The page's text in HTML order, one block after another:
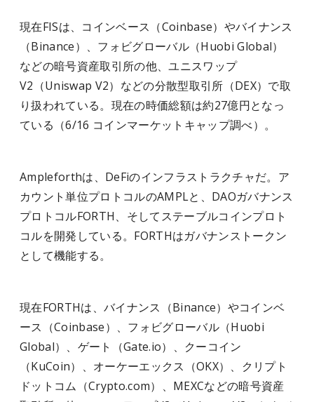
現在FISは、コインベース（Coinbase）やバイナンス
（Binance）、フォビグローバル（Huobi Global）
などの暗号資産取引所の他、ユニスワップ
V2（Uniswap V2）などの分散型取引所（DEX）で取
り扱われている。現在の時価総額は約27億円となっ
ている（6/16 コインマーケットキャップ調べ）。
Ampleforthは、DeFiのインフラストラクチャだ。ア
カウント単位プロトコルのAMPLと、DAOガバナンス
プロトコルFORTH、そしてステーブルコインプロト
コルを開発している。FORTHはガバナンストークン
として機能する。
現在FORTHは、バイナンス（Binance）やコインベ
ース（Coinbase）、フォビグローバル（Huobi
Global）、ゲート（Gate.io）、クーコイン
（KuCoin）、オーケーエックス（OKX）、クリプト
ドットコム（Crypto.com）、MEXCなどの暗号資産